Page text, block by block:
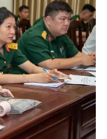
đoàn kiểm tra.